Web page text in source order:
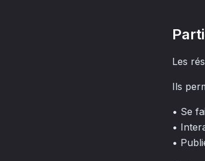
Les
Ils
• Se
•
•